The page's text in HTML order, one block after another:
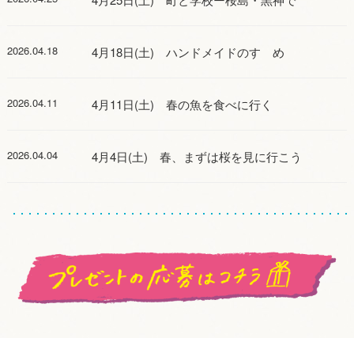
2026.04.18 4月18日(土) ハンドメイドのすゝめ
2026.04.11 4月11日(土) 春の魚を食べに行く
2026.04.04 4月4日(土) 春、まずは桜を見に行こう